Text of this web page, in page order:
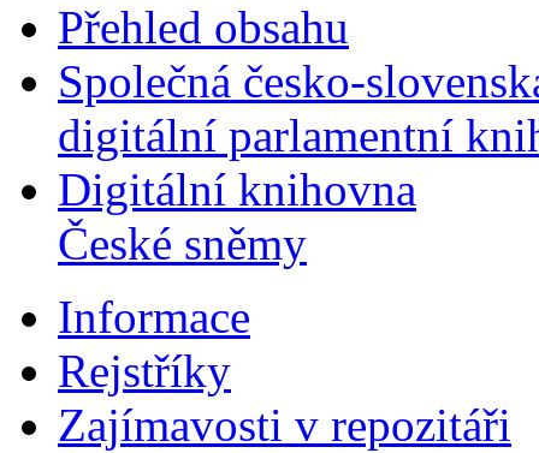
Přehled obsahu
Společná česko-
digitální parlamentní
Digitální knihovna
České sněmy
Informace
Rejstříky
Zajímavosti v repozitáři